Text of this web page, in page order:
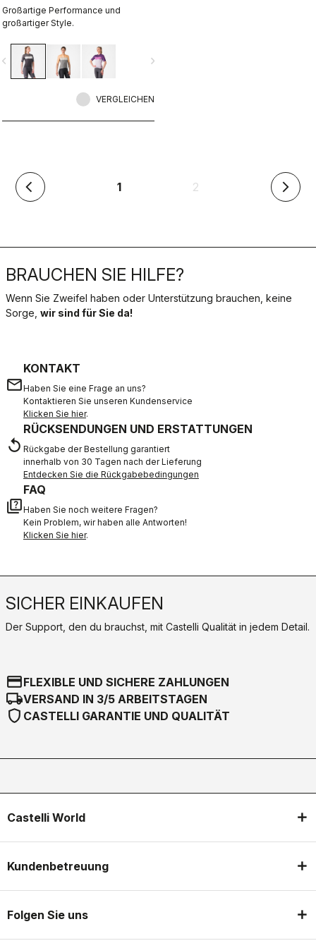
Großartige Performance und
großartiger Style.
navigate_next
VERGLEICHEN
arrow_back_ios 1(aktuell) 2 arrow_forward_ios
BRAUCHEN SIE HILFE?
Wenn Sie Zweifel haben oder Unterstützung brauchen, keine
Sorge, wir sind für Sie da!
email
KONTAKT
Haben Sie eine Frage an uns?
Kontaktieren Sie unseren Kundenservice
Klicken Sie hier.
replay
RÜCKSENDUNGEN UND ERSTATTUNGEN
Rückgabe der Bestellung garantiert
innerhalb von 30 Tagen nach der Lieferung
Entdecken Sie die Rückgabebedingungen
quiz
FAQ
Haben Sie noch weitere Fragen?
Kein Problem, wir haben alle Antworten!
Klicken Sie hier.
SICHER EINKAUFEN
Der Support, den du brauchst, mit Castelli Qualität in jedem Detail.
credit_cardFLEXIBLE UND SICHERE ZAHLUNGEN
local_shippingVERSAND IN 3/5 ARBEITSTAGEN
shield CASTELLI GARANTIE UND QUALITÄT
Castelli World
Kundenbetreuung
Folgen Sie uns